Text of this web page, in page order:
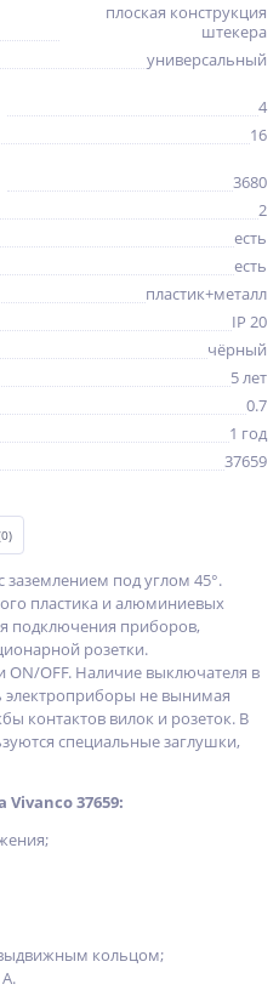
плоская конструкция
штекера
универсальный
4
16
3680
2
есть
есть
пластик+металл
IP 20
чёрный
5 лет
0.7
1 год
37659
заземлением под углом 45°.
пластика и алюминиевых
подключения приборов,
розетки.
ON/OFF. Наличие выключателя в
электроприборы не вынимая
контактов вилок и розеток. В
специальные заглушки,
37659:
кольцом;